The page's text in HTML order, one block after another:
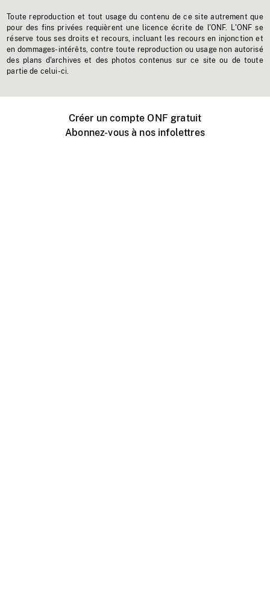
Toute reproduction et tout usage du contenu de ce site autrement que
pour des fins privées requièrent une licence écrite de l'ONF. L'ONF se
réserve tous ses droits et recours, incluant les recours en injonction et
en dommages-intérêts, contre toute reproduction ou usage non autorisé
des plans d'archives et des photos contenus sur ce site ou de toute
partie de celui-ci.
Créer un compte ONF gratuit
Abonnez-vous à nos infolettres